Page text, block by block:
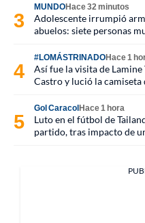
MUNDOHace 32 minutos
Adolescente irrumpió
abuelos: siete personas
#LOMÁSTRINADOHace 1
Así fue la visita de
Castro y lució la camiseta
Gol CaracolHace 1 hora
Luto en el fútbol de
partido, tras impacto de